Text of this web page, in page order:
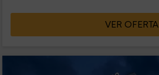
VER OFERTA